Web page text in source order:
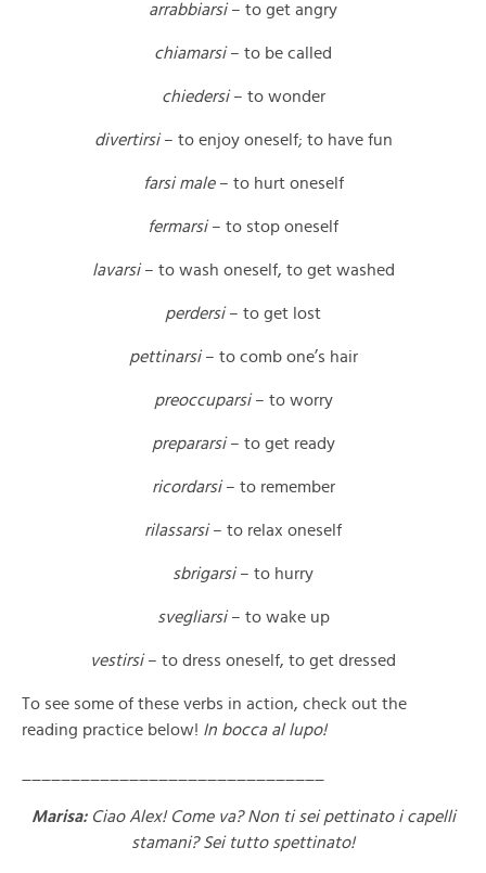
arrabbiarsi– to get angry
chiamarsi– to be called
chiedersi– to wonder
divertirsi– to enjoy oneself; to have fun
farsi male– to hurt oneself
fermarsi– to stop oneself
lavarsi– to wash oneself, to get washed
perdersi– to get lost
pettinarsi– to comb one’s hair
preoccuparsi– to worry
prepararsi– to get ready
ricordarsi– to remember
rilassarsi– to relax oneself
sbrigarsi– to hurry
svegliarsi– to wake up
vestirsi– to dress oneself, to get dressed
To see some of these verbs in action, check out the
reading practice below! In bocca al lupo!
Marisa:Ciao Alex! Come va? Non ti sei pettinato i capelli
stamani? Sei tutto spettinato!